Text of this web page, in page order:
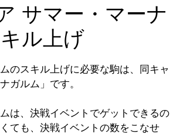
サマー・マーナ
ル上げ
のスキル上げに必要な駒は、同キャ
ガルム」です。
は、決戦イベントでゲットできるの
ても、決戦イベントの数をこなせ